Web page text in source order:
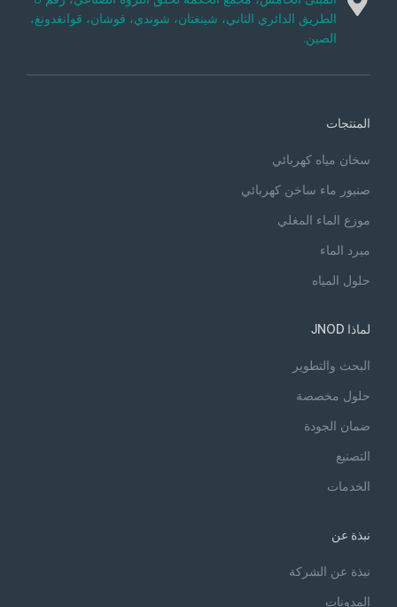
الطريق الدائري الثاني، شينغتان، شوندي، فوشان، قوانغدونغ،
الصين.
المنتجات
سخان مياه كهربائي
صنبور ماء ساخن كهربائي
موزع الماء المغلي
مبرد الماء
حلول المياه
لماذا JNOD
البحث والتطوير
حلول مخصصة
ضمان الجودة
التصنيع
الخدمات
نبذة عن
نبذة عن الشركة
المدونات